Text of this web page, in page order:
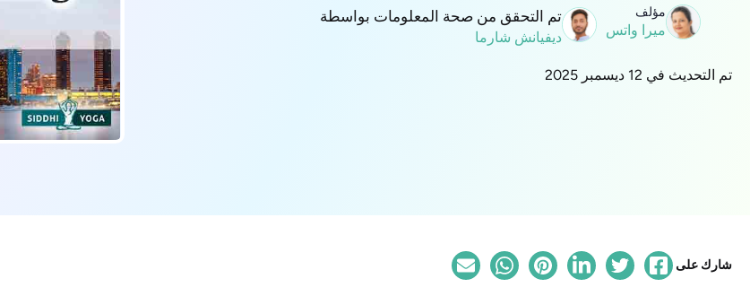
مؤلف
ميرا واتس
تم التحقق من صحة المعلومات بواسطة
ديفيانش شارما
تم التحديث في 12 ديسمبر 2025
شارك على